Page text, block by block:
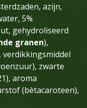
azijn,
5%
gehydroliseerd
granen),
zwarte
aroma
(bètacaroteen),